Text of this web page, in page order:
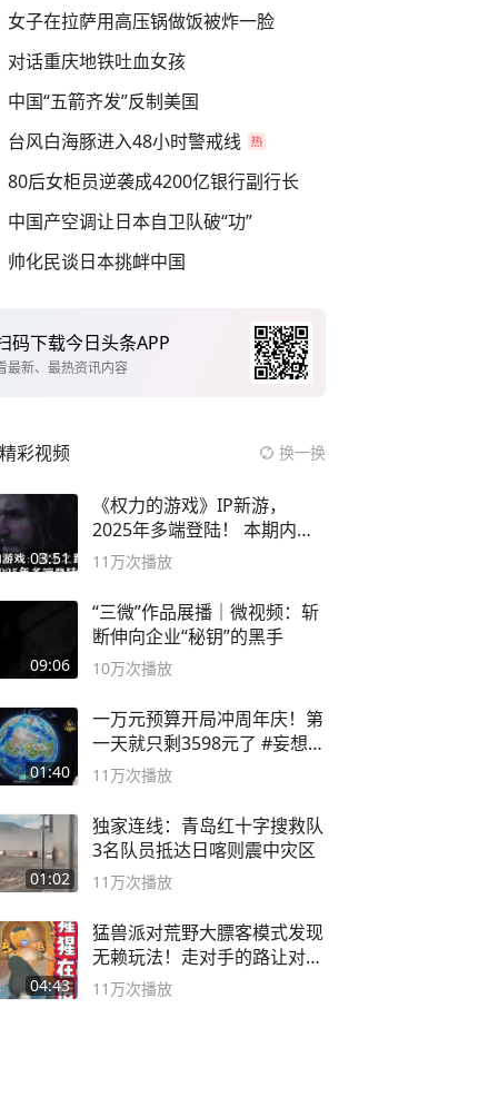
女子在拉萨用高压锅做饭被炸一脸
对话重庆地铁吐血女孩
中国“五箭齐发”反制美国
台风白海豚进入48小时警戒线
80后女柜员逆袭成4200亿银行副行长
中国产空调让日本自卫队破“功”
帅化民谈日本挑衅中国
码下载今日头条APP
最新、最热资讯内容
精彩视频 换一换
03:51
《权力的游戏》IP新游，
2025年多端登陆！ 本期内容
概要
11万次播放
09:06
“三微”作品展播｜微视频：斩
断伸向企业“秘钥”的黑手
10万次播放
01:40
一万元预算开局冲周年庆！第
一天就只剩3598元了 #妄想山
海
11万次播放
01:02
独家连线：青岛红十字搜救队
3名队员抵达日喀则震中灾区
11万次播放
04:43
猛兽派对荒野大膘客模式发现
无赖玩法！走对手的路让对手
无路可走
11万次播放